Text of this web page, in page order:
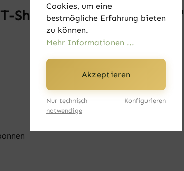
Shirt - Held dunkelblau S"
Cookies, um eine
bestmögliche Erfahrung bieten
zu können.
Mehr Informationen ...
Akzeptieren
Nur technisch
notwendige
Konfigurieren